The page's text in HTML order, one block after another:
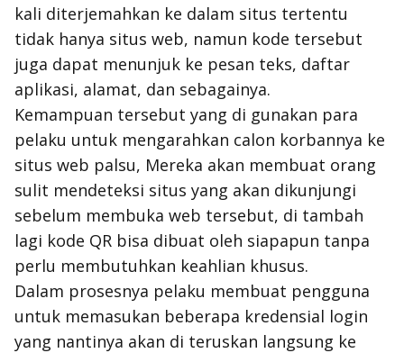
kali diterjemahkan ke dalam situs tertentu
tidak hanya situs web, namun kode tersebut
juga dapat menunjuk ke pesan teks, daftar
aplikasi, alamat, dan sebagainya.
Kemampuan tersebut yang di gunakan para
pelaku untuk mengarahkan calon korbannya ke
situs web palsu, Mereka akan membuat orang
sulit mendeteksi situs yang akan dikunjungi
sebelum membuka web tersebut, di tambah
lagi kode QR bisa dibuat oleh siapapun tanpa
perlu membutuhkan keahlian khusus.
Dalam prosesnya pelaku membuat pengguna
untuk memasukan beberapa kredensial login
yang nantinya akan di teruskan langsung ke